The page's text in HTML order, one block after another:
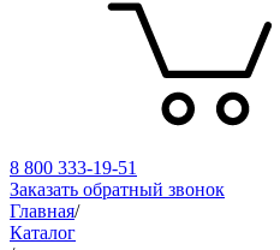
8 800 333-19-51
Заказать обратный звонок
Главная/
Каталог